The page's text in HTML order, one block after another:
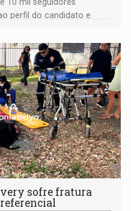
10 mil seguidores
perfil do candidato e
sofre fratura